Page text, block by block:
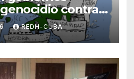
contra
López
REDH-CUBA